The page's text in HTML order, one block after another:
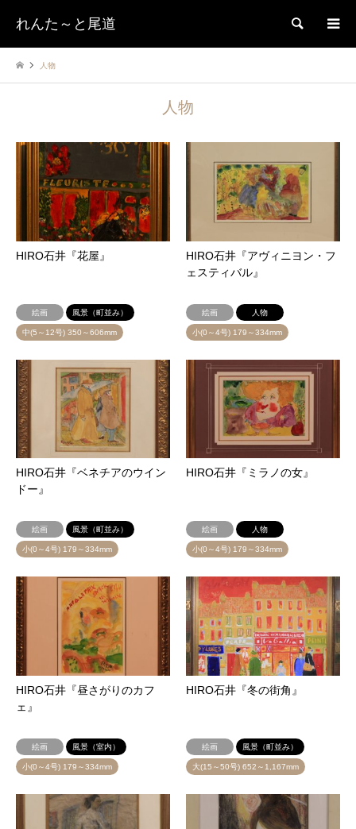
れんた～と尾道 検索
人物
人物
HIRO石井『花屋』
絵画 風景（町並み）
中(5～12号) 350～606mm
HIRO石井『アヴィニヨン・フ
ェスティバル』
絵画 人物
小(0～4号) 179～334mm
HIRO石井『ベネチアのウイン
ドー』
絵画 風景（町並み）
小(0～4号) 179～334mm
HIRO石井『ミラノの女』
絵画 人物
小(0～4号) 179～334mm
HIRO石井『昼さがりのカフ
ェ』
絵画 風景（室内）
小(0～4号) 179～334mm
HIRO石井『冬の街角』
絵画 風景（町並み）
大(15～50号) 652～1,167mm